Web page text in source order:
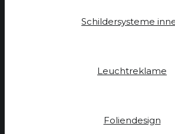
Schildersysteme
Leuchtreklame
Foliendesign